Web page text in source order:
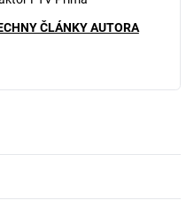
ČLÁNKY AUTORA